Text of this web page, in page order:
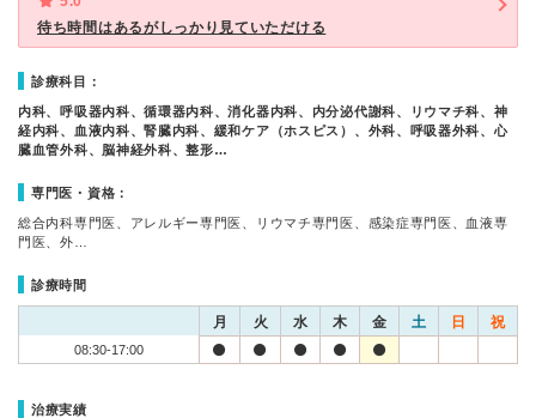
待ち時間はあるがしっかり見ていただける
診療科目：
内科、呼吸器内科、循環器内科、消化器内科、内分泌代謝科、リウマチ科、神
経内科、血液内科、腎臓内科、緩和ケア（ホスピス）、外科、呼吸器外科、心
臓血管外科、脳神経外科、整形…
専門医・資格：
総合内科専門医、アレルギー専門医、リウマチ専門医、感染症専門医、血液専
門医、外…
診療時間
月 火 水 木 金 土 日 祝
08:30-17:00
治療実績